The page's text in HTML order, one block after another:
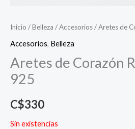
Inicio /Belleza /Accesorios/ Aretes de
Accesorios, Belleza
Aretes de Corazón
925
C$330
Sin existencias